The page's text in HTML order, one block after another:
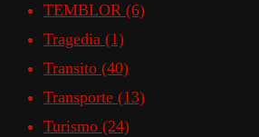
TEMBLOR (6)
Tragedia (1)
Transito (40)
Transporte (13)
Turismo (24)